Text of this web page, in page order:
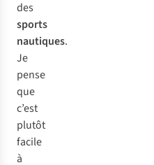
des
sports
nautiques.
Je
pense
que
c’est
plutôt
facile
à